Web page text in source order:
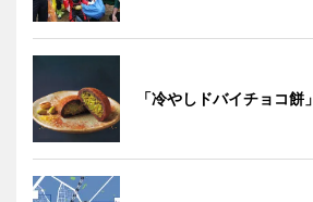
「冷やしドバイチョコ餅」